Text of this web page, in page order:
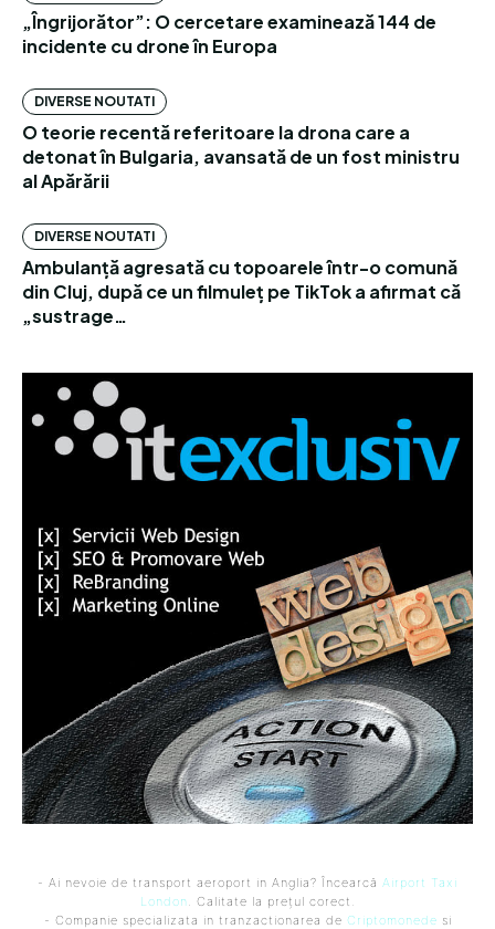
„Îngrijorător”: O cercetare examinează 144 de
incidente cu drone în Europa
DIVERSE NOUTATI
O teorie recentă referitoare la drona care a
detonat în Bulgaria, avansată de un fost ministru
al Apărării
DIVERSE NOUTATI
Ambulanță agresată cu topoarele într-o comună
din Cluj, după ce un filmuleț pe TikTok a afirmat că
„sustrage…
- Ai nevoie de transport aeroport in Anglia? Încearcă Airport Taxi
London. Calitate la prețul corect.
- Companie specializata in tranzactionarea de Criptomonede si